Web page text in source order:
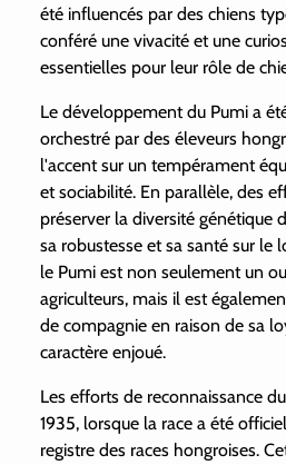
été influencés par des chiens
conféré une vivacité et une
essentielles pour leur rôle de
Le développement du Pumi a
orchestré par des éleveurs
l'accent sur un tempérament
et sociabilité. En parallèle, des
préserver la diversité génétique
sa robustesse et sa santé sur le
le Pumi est non seulement un
agriculteurs, mais il est
de compagnie en raison de sa
caractère enjoué.
Les efforts de reconnaissance
1935, lorsque la race a été
registre des races hongroises.